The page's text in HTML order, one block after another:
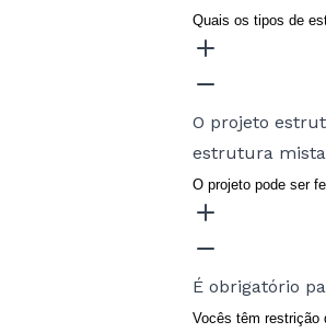
Quais os tipos de
O projeto
estrutura
O projeto pode ser
É obrigatório
Vocês têm restrição